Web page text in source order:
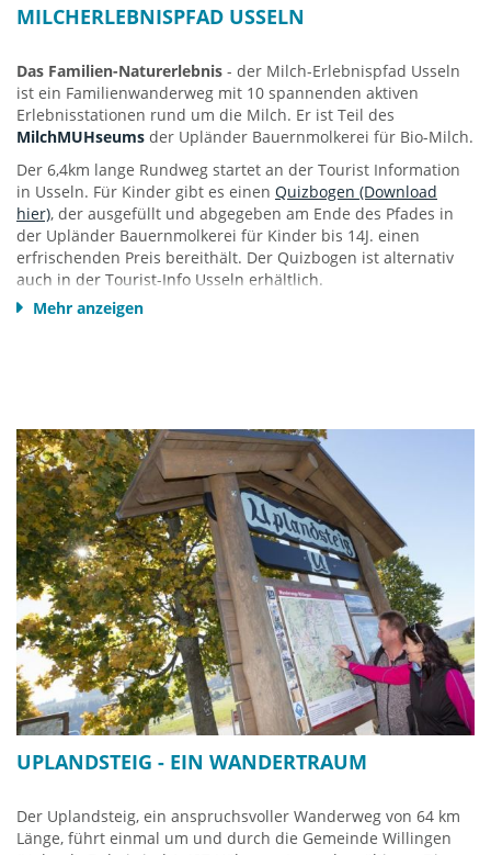
MILCHERLEBNISPFAD USSELN
Das Familien-Naturerlebnis - der Milch-Erlebnispfad Usseln
ist ein Familienwanderweg mit 10 spannenden aktiven
Erlebnisstationen rund um die Milch. Er ist Teil des
MilchMUHseums der Upländer Bauernmolkerei für Bio-Milch.
Der 6,4km lange Rundweg startet an der Tourist Information
in Usseln. Für Kinder gibt es einen Quizbogen (Download
hier), der ausgefüllt und abgegeben am Ende des Pfades in
der Upländer Bauernmolkerei für Kinder bis 14J. einen
erfrischenden Preis bereithält. Der Quizbogen ist alternativ
auch in der Tourist-Info Usseln erhältlich.
Der Weg mit 10 Erlebnisstationen führt entlang der jungen
befindet. Anschließend geht es über einen Panorama-Weg
zur Hochheide Kahle-Pön, wo man im Sommer Blaubeeren
pflücken kann - und dann geht es wieder abwärts Richtung
MilchMUHsuseum in Usseln. Unterwegs warten weitere
Erlebnisstationen auf Euch.
Der Milcherlebnispfad ist für geländegängige Kinderwagen
geeignet und in Kombination it dem MilchMUHseum ein
schöner Erlebnisausflug für die Familie. Dauer mit Kindern
ca. 3,5 Stunden. Unterwegs gibt es an der Pön-Hütte und
Graf-Stolberg-Hütte zwei Einkehrmöglichkeiten.
Wegstrecke auf Google-Maps HIER
Mehr Info:
www.milchpfad-usseln.de
Mehr anzeigen
UPLANDSTEIG - EIN WANDERTRAUM
Der Uplandsteig, ein anspruchsvoller Wanderweg von 64 km
Länge, führt einmal um und durch die Gemeinde Willingen